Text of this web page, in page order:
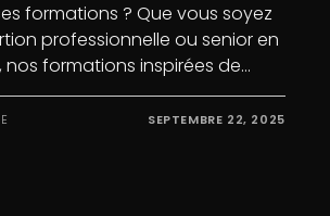
formations ? Que vous soyez
professionnelle ou senior en
nos formations inspirées de…
SEPTEMBRE 22, 2025